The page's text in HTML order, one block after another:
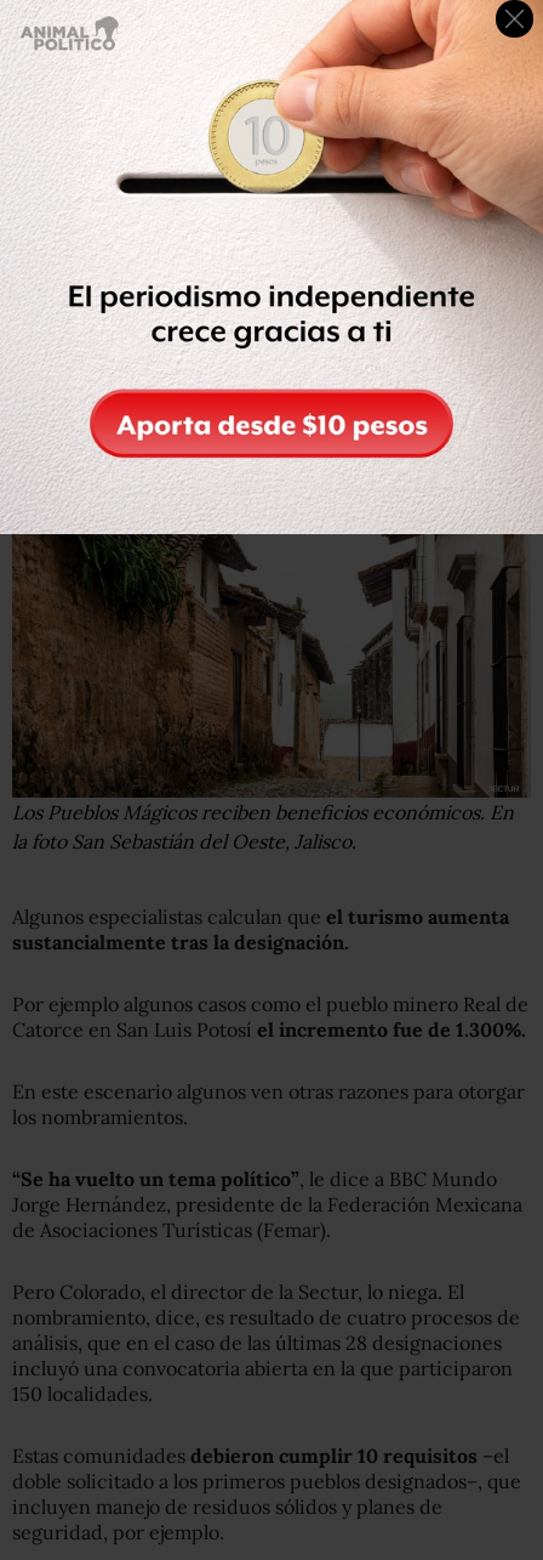
Hasta 2009 sólo 32 comunidades habían cumplido los
requisitos. Pero después
la cantidad aumentó hasta
llegar a 83 en 2012.
Otros 28 recibieron el nombramiento el pasado 26 de
septiembre.
“No hubo mano negra”
Cuando un pueblo es designado como “mágico” los
gobiernos estatal y federal se encargan de las obras que
incrementen su atractivo
, las que no tienen costo para la
autoridad local.
Por ejemplo, se pintan las fachadas de las casas, se da
mantenimiento a los monumentos patrimoniales, mejora
la red eléctrica y de drenaje.
Los Pueblos Mágicos reciben beneficios económicos. En
la foto San Sebastián del Oeste, Jalisco.
Algunos especialistas calculan que el turismo aumenta
sustancialmente tras la designación.
Por ejemplo algunos casos como el pueblo minero Real de
Catorce en San Luis Potosí el incremento fue de 1.300%.
En este escenario algunos ven otras razones para otorgar
los nombramientos.
“Se ha vuelto un tema político”, le dice a BBC Mundo
Jorge Hernández, presidente de la Federación Mexicana
de Asociaciones Turísticas (Femar).
Pero Colorado, el director de la Sectur, lo niega. El
nombramiento, dice, es resultado de cuatro procesos de
análisis, que en el caso de las últimas 28 designaciones
incluyó una convocatoria abierta en la que participaron
150 localidades.
Estas comunidades debieron cumplir 10 requisitos –el
doble solicitado a los primeros pueblos designados–, que
incluyen manejo de residuos sólidos y planes de
seguridad, por ejemplo.